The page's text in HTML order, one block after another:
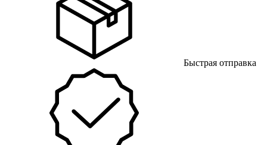
Быстрая отправка